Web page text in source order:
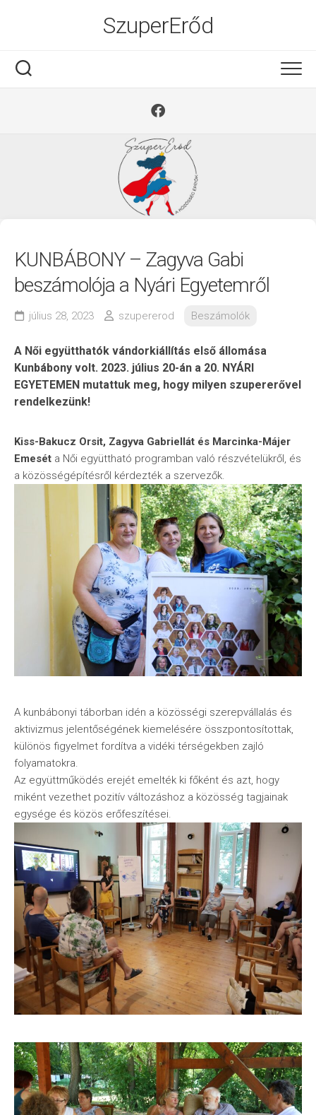
SzuperErőd
KUNBÁBONY – Zagyva Gabi
beszámolója a Nyári Egyetemről
július 28, 2023 szupererod Beszámolók
A Női együtthatók vándorkiállítás első állomása
Kunbábony volt. 2023. július 20-án a 20. NYÁRI
EGYETEMEN mutattuk meg, hogy milyen szupererővel
rendelkezünk!
Kiss-Bakucz Orsit, Zagyva Gabriellát és Marcinka-Májer
Emesét a Női együttható programban való részvételükről, és
a közösségépítésről kérdezték a szervezők.
A kunbábonyi táborban idén a közösségi szerepvállalás és
aktivizmus jelentőségének kiemelésére összpontosítottak,
különös figyelmet fordítva a vidéki térségekben zajló
folyamatokra.
Az együttműködés erejét emelték ki főként és azt, hogy
miként vezethet pozitív változáshoz a közösség tagjainak
egysége és közös erőfeszítései.